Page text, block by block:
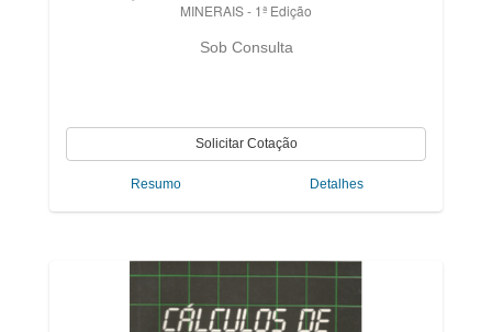
MINERAIS - 1ª Edição
Sob Consulta
Resumo Detalhes